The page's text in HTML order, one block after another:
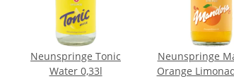
Neunspringe Tonic
Water 0,33l
Neunspringe
Orange